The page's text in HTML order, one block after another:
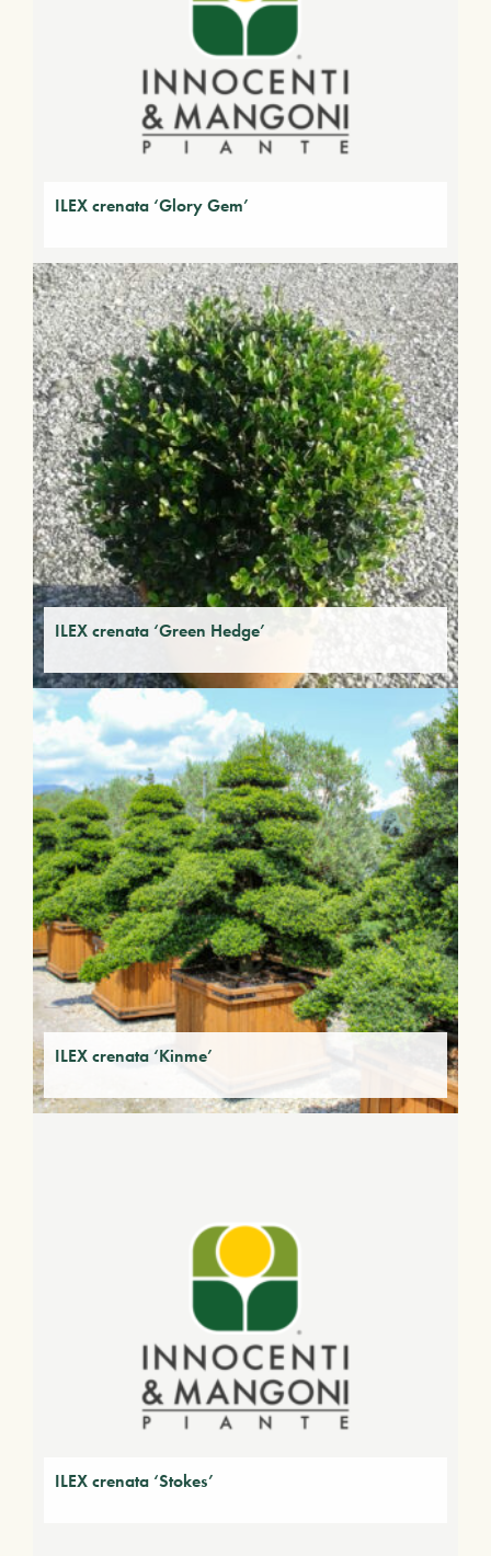
ILEX crenata ‘Glory Gem’
ILEX crenata ‘Green Hedge’
ILEX crenata ‘Kinme’
ILEX crenata ‘Stokes’